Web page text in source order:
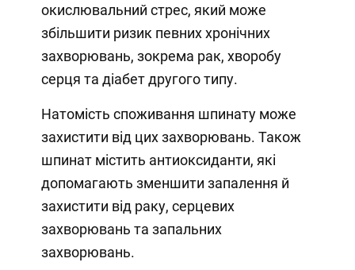
окислювальний стрес, який може
збільшити ризик певних хронічних
захворювань, зокрема рак, хворобу
серця та діабет другого типу.
Натомість споживання шпинату може
захистити від цих захворювань. Також
шпинат містить антиоксиданти, які
допомагають зменшити запалення й
захистити від раку, серцевих
захворювань та запальних
захворювань.